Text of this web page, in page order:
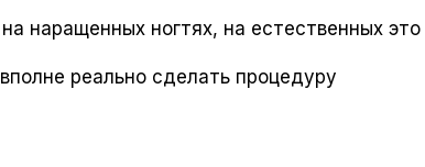
наращенных ногтях, на естественных это
реально сделать процедуру